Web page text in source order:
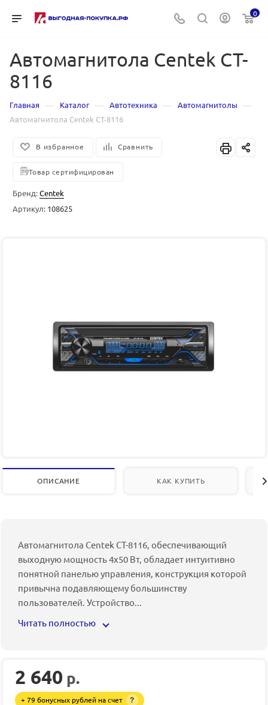
0
Автомагнитола Centek CT-
8116
Главная — Каталог — Автотехника — Автомагнитолы —
Автомагнитола Centek CT-8116
В избранное Сравнить
Товар сертифицирован
Бренд:Centek
Артикул: 108625
ОПИСАНИЕ КАК КУПИТЬ
Автомагнитола Centek CT-8116, обеспечивающий
выходную мощность 4x50 Вт, обладает интуитивно
понятной панелью управления, конструкция которой
привычна подавляющему большинству
пользователей. Устройство...
Читать полностью
2 640 р.
+ 79 бонусных рублей на счет ?